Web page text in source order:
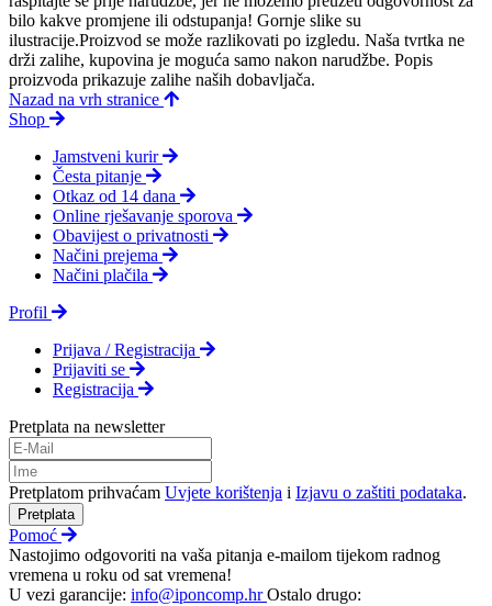
bilo kakve promjene ili odstupanja! Gornje slike su
ilustracije.Proizvod se može razlikovati po izgledu. Naša tvrtka ne
drži zalihe, kupovina je moguća samo nakon narudžbe. Popis
proizvoda prikazuje zalihe naših dobavljača.
Nazad na vrh stranice
Shop
Jamstveni kurir
Česta pitanje
Otkaz od 14 dana
Online rješavanje sporova
Obavijest o privatnosti
Načini prejema
Načini plačila
Profil
Prijava / Registracija
Prijaviti se
Registracija
Pretplata na newsletter
Pretplatom prihvaćam Uvjete korištenja i Izjavu o zaštiti podataka.
Pretplata
Pomoć
Nastojimo odgovoriti na vaša pitanja e-mailom tijekom radnog
vremena u roku od sat vremena!
U vezi garancije: info@iponcomp.hrOstalo drugo: